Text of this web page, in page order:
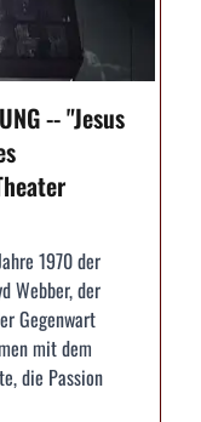
-- "Jesus
1970 der
Webber, der
Gegenwart
mit dem
die Passion